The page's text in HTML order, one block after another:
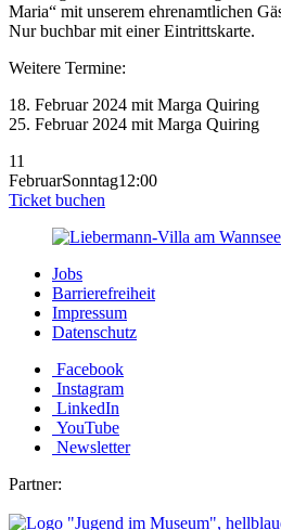
Maria“ mit unserem ehrenamtlichen
Nur buchbar mit einer Eintrittskarte.
Weitere Termine:
18. Februar 2024 mit Marga Quiring
25. Februar 2024 mit Marga Quiring
11
FebruarSonntag12:00
Ticket buchen
Jobs
Barrierefreiheit
Impressum
Datenschutz
Facebook
Instagram
LinkedIn
YouTube
Newsletter
Partner: